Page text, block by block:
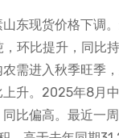
东现货价格下调
，环比提升，同比
需进入秋季旺季
上升。2025年8月
比偏高。最近一